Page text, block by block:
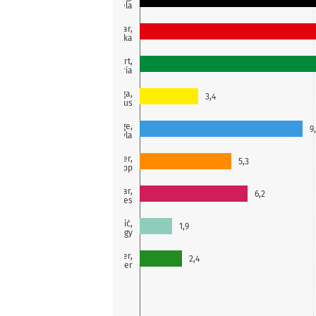
Daniela
Molnar,
Reka
Broßart,
Victoria
Moga,
Marcus
Bilge,
Leyla
Hofer,
Sepp
Gürpinar,
Ates
Galić,
Peggy
Steyrer,
Peter
3,4
5,3
6,2
1,9
2,4